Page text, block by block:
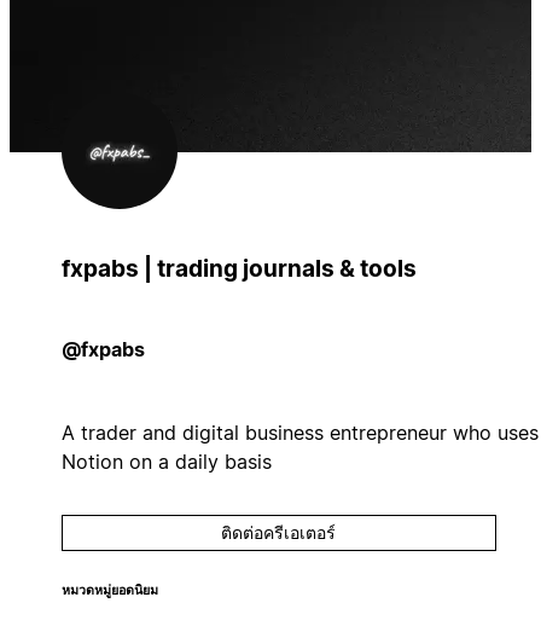
fxpabs | trading journals & tools
@fxpabs
A trader and digital business entrepreneur who uses
Notion on a daily basis
ติดต่อครีเอเตอร์
หมวดหมู่ยอดนิยม